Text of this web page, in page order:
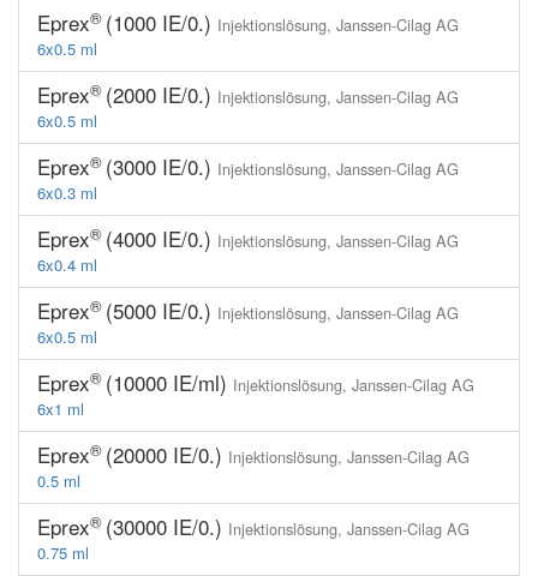
Eprex® (1000 IE/0.) Injektionslösung, Janssen-Cilag AG
6x0.5 ml
Eprex® (2000 IE/0.) Injektionslösung, Janssen-Cilag AG
6x0.5 ml
Eprex® (3000 IE/0.) Injektionslösung, Janssen-Cilag AG
6x0.3 ml
Eprex® (4000 IE/0.) Injektionslösung, Janssen-Cilag AG
6x0.4 ml
Eprex® (5000 IE/0.) Injektionslösung, Janssen-Cilag AG
6x0.5 ml
Eprex® (10000 IE/ml) Injektionslösung, Janssen-Cilag AG
6x1 ml
Eprex® (20000 IE/0.) Injektionslösung, Janssen-Cilag AG
0.5 ml
Eprex® (30000 IE/0.) Injektionslösung, Janssen-Cilag AG
0.75 ml